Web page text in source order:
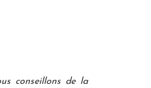
conseillons de la